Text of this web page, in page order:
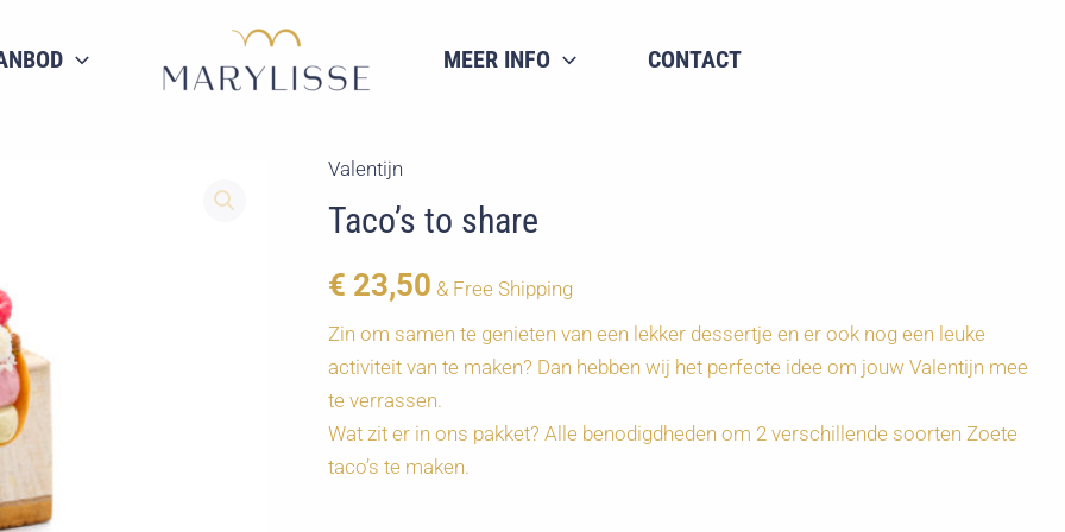
MEER INFO CONTACT
Valentijn
Taco’s to share
€ 23,50 & Free Shipping
Zin om samen te genieten van een lekker dessertje en er ook nog een leuke
activiteit van te maken? Dan hebben wij het perfecte idee om jouw Valentijn mee
te verrassen.
Wat zit er in ons pakket? Alle benodigdheden om 2 verschillende soorten Zoete
taco’s te maken.